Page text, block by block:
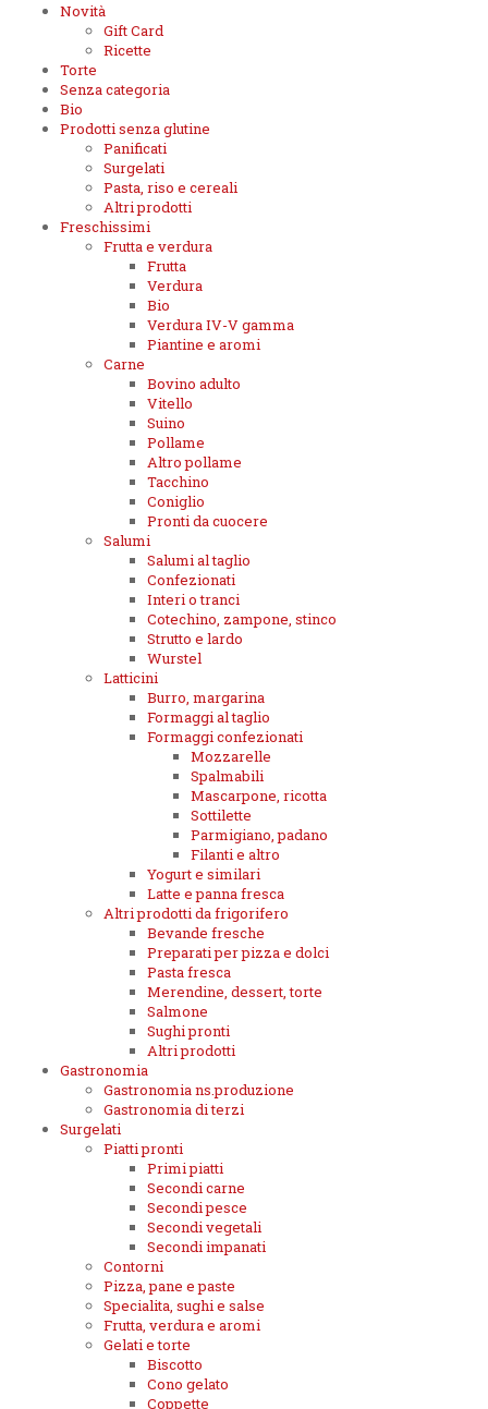
Novità
Gift Card
Ricette
Torte
Senza categoria
Bio
Prodotti senza glutine
Panificati
Surgelati
Pasta, riso e cereali
Altri prodotti
Freschissimi
Frutta e verdura
Frutta
Verdura
Bio
Verdura IV-V gamma
Piantine e aromi
Carne
Bovino adulto
Vitello
Suino
Pollame
Altro pollame
Tacchino
Coniglio
Pronti da cuocere
Salumi
Salumi al taglio
Confezionati
Interi o tranci
Cotechino, zampone, stinco
Strutto e lardo
Wurstel
Latticini
Burro, margarina
Formaggi al taglio
Formaggi confezionati
Mozzarelle
Spalmabili
Mascarpone, ricotta
Sottilette
Parmigiano, padano
Filanti e altro
Yogurt e similari
Latte e panna fresca
Altri prodotti da frigorifero
Bevande fresche
Preparati per pizza e dolci
Pasta fresca
Merendine, dessert, torte
Salmone
Sughi pronti
Altri prodotti
Gastronomia
Gastronomia ns.produzione
Gastronomia di terzi
Surgelati
Piatti pronti
Primi piatti
Secondi carne
Secondi pesce
Secondi vegetali
Secondi impanati
Contorni
Pizza, pane e paste
Specialita, sughi e salse
Frutta, verdura e aromi
Gelati e torte
Biscotto
Cono gelato
Coppette